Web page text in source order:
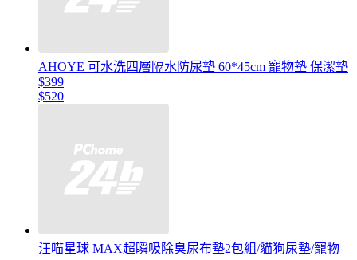
AHOYE 可水洗四層隔水防尿墊 60*45cm 寵物墊 保潔墊
$399
$520
汪喵星球 MAX超瞬吸除臭尿布墊2包組/貓狗尿墊/寵物